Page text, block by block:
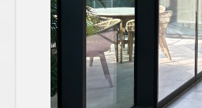
באלומיניום לחזיתות הבניין
לחזיתות הבניין
ומייצגת את מהותו ותדמיתו